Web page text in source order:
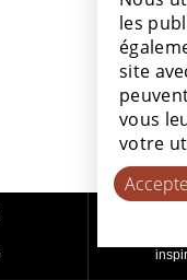
les
site
vous
votre